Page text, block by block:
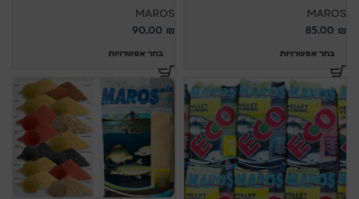
MAROS
85.00 ₪
בחר אפשרויות
MAROS
90.00 ₪
בחר אפשרויות